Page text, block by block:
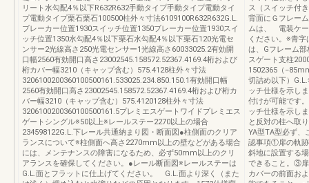
リート水勾配4％以下R632R632手動タイプ手動タイプ電動タイ
プ電動タイプ栗石栗石100500柱外々寸法6109100R632R632G.L.
ブレーカー位置1930スイッチ位置1350ブレーカー位置1930スイ
ッチ位置1350水勾配4％以下栗石水勾配4％以下栗石120光電セ
ンサー2光線高さ250光電センサー1光線高さ60033025.2有効開
口幅2560有効開口高さ23002545.158572.52367.4169.4桁および
桁カバー幅3210（キャップ含む）575.4128柱外々寸法
3206100200360100500161.533025.234.850.150.1有効開口幅
2560有効開口高さ23002545.158572.52367.4169.4桁および桁カ
バー幅3210（キャップ含む）575.4120128柱外々寸法
3206100200360100500161.5プレミエスゲートワイドプレミエス
ゲートシングル※50以上※レールステー2270以上の場合
234598122G.L.下レール共通納まり図・断面図●柱側面のクリア
ランスについて※柱側面へ高さ2270mm以上の壁などがある場合
には、メンテナンスの障害になるため、必ず50mm以上のクリ
アランスを確保してください。●レール断面図※レールステーは
G.L.面とフラットに仕上げてください。 G.L.面より深く（また
ス（スイッチ付
背面にＧフレー
ムは、 電装ケー
ください。※青
は、Gフレーム
スゲート支柱
1502365（
切詰め以下）
ッチ仕様を示し
付けが可能です
ッチ仕様を示し
と反対の柱へ取
YA型TA型必ず、
認事項①扉の軌
斜地に設置する
できること。③
カバーの前面お